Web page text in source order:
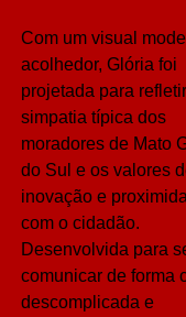
Com um visual
acolhedor, Glória foi
projetada para
simpatia típica dos
moradores de Mato
do Sul e os valores
inovação e
com o cidadão.
Desenvolvida para
comunicar de forma
descomplicada e